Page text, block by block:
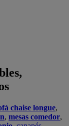
chaise longue,
, mesas comedor,